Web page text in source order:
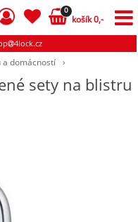
a domácností ›
sety na blistru
0
košík 0,-
4lock.cz